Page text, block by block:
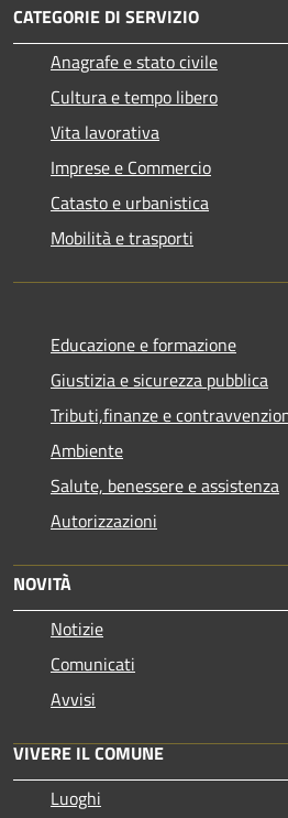
CATEGORIE DI SERVIZIO
Anagrafe e stato civile
Cultura e tempo libero
Vita lavorativa
Imprese e Commercio
Catasto e urbanistica
Mobilità e trasporti
Educazione e formazione
Giustizia e sicurezza pubblica
Tributi,finanze e
Ambiente
Salute, benessere e assistenza
Autorizzazioni
NOVITÀ
Notizie
Comunicati
Avvisi
VIVERE IL COMUNE
Luoghi